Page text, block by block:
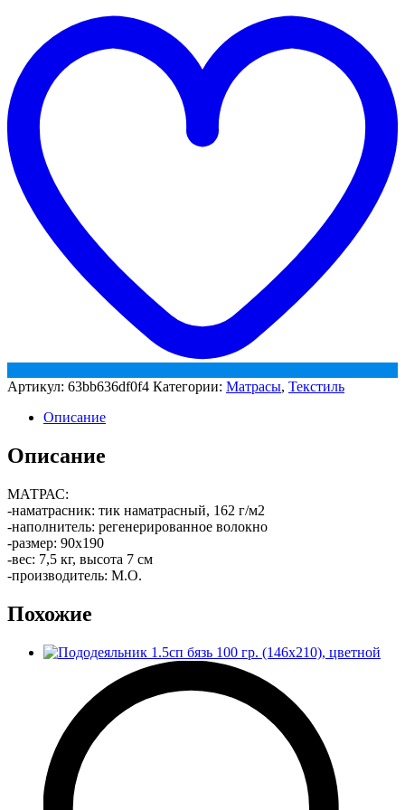
Артикул: 63bb636df0f4 Категории: Матрасы, Текстиль
Описание
Описание
МАТРАС:
-наматрасник: тик наматрасный, 162 г/м2
-наполнитель: регенерированное волокно
-размер: 90х190
-вес: 7,5 кг, высота 7 см
-производитель: М.О.
Похожие